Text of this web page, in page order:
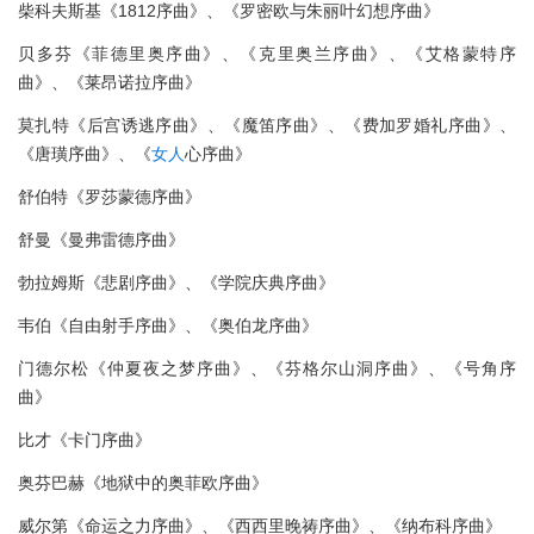
柴科夫斯基《1812序曲》、《罗密欧与朱丽叶幻想序曲》
贝多芬《菲德里奥序曲》、《克里奥兰序曲》、《艾格蒙特序
曲》、《莱昂诺拉序曲》
莫扎特《后宫诱逃序曲》、《魔笛序曲》、《费加罗婚礼序曲》、
《唐璜序曲》、《女人心序曲》
舒伯特《罗莎蒙德序曲》
舒曼《曼弗雷德序曲》
勃拉姆斯《悲剧序曲》、《学院庆典序曲》
韦伯《自由射手序曲》、《奥伯龙序曲》
门德尔松《仲夏夜之梦序曲》、《芬格尔山洞序曲》、《号角序
曲》
比才《卡门序曲》
奥芬巴赫《地狱中的奥菲欧序曲》
威尔第《命运之力序曲》、《西西里晚祷序曲》、《纳布科序曲》